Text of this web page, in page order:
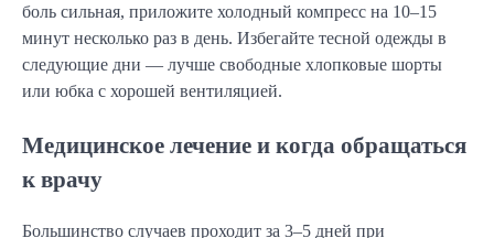
боль сильная, приложите холодный компресс на 10–15
минут несколько раз в день. Избегайте тесной одежды в
следующие дни — лучше свободные хлопковые шорты
или юбка с хорошей вентиляцией.
Медицинское лечение и когда обращаться
к врачу
Большинство случаев проходит за 3–5 дней при